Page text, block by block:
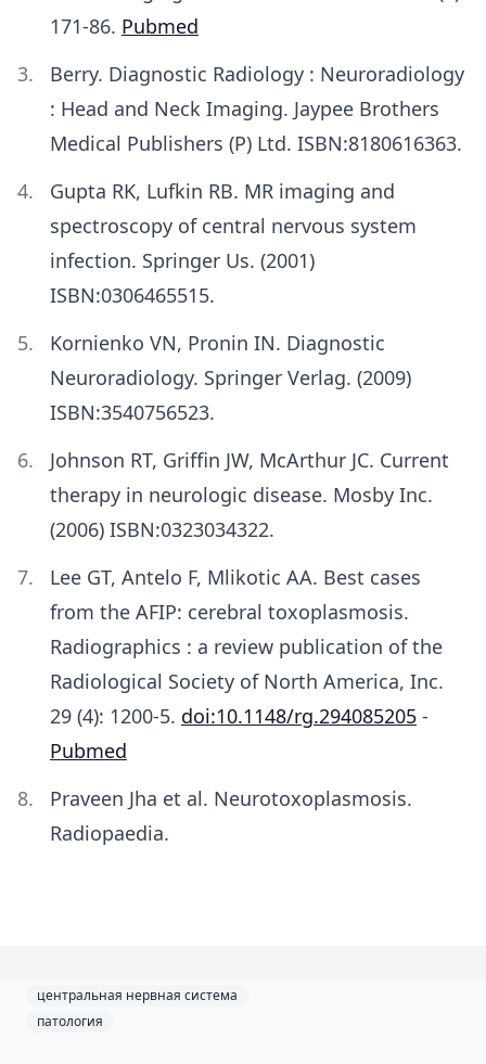
171-86. Pubmed
Berry. Diagnostic Radiology : Neuroradiology
: Head and Neck Imaging. Jaypee Brothers
Medical Publishers (P) Ltd. ISBN:8180616363.
Gupta RK, Lufkin RB. MR imaging and
spectroscopy of central nervous system
infection. Springer Us. (2001)
ISBN:0306465515.
Kornienko VN, Pronin IN. Diagnostic
Neuroradiology. Springer Verlag. (2009)
ISBN:3540756523.
Johnson RT, Griffin JW, McArthur JC. Current
therapy in neurologic disease. Mosby Inc.
(2006) ISBN:0323034322.
Lee GT, Antelo F, Mlikotic AA. Best cases
from the AFIP: cerebral toxoplasmosis.
Radiographics : a review publication of the
Radiological Society of North America, Inc.
29 (4): 1200-5. doi:10.1148/rg.294085205 -
Pubmed
Praveen Jha et al. Neurotoxoplasmosis.
Radiopaedia.
центральная нервная система
патология